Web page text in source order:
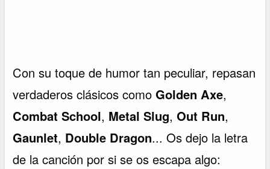
Con su toque de humor tan peculiar, repasan
verdaderos clásicos como Golden Axe,
Combat School, Metal Slug,Out Run,
Gaunlet, Double Dragon... Os dejo la letra
de la canción por si se os escapa algo: